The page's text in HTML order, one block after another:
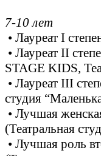
7-10 лет
• Лауреат I
• Лауреат II
STAGE KIDS,
• Лауреат III
студия
• Лучшая
(Театральная
• Лучшая роль